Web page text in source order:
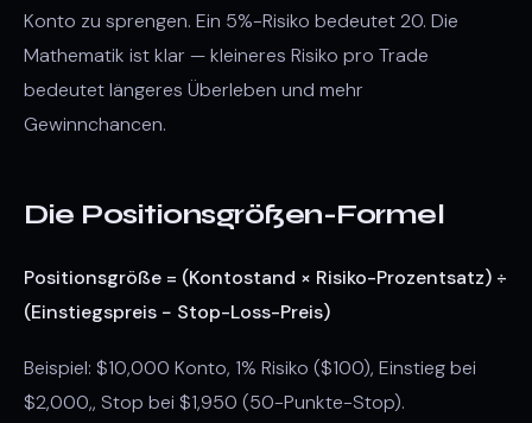
Konto zu sprengen. Ein 5%-Risiko bedeutet 20. Die
Mathematik ist klar — kleineres Risiko pro Trade
bedeutet längeres Überleben und mehr
Gewinnchancen.
Die Positionsgrößen-Formel
Positionsgröße = (Kontostand × Risiko-Prozentsatz) ÷
(Einstiegspreis − Stop-Loss-Preis)
Beispiel: $10,000 Konto, 1% Risiko ($100), Einstieg bei
$2,000,, Stop bei $1,950 (50-Punkte-Stop).